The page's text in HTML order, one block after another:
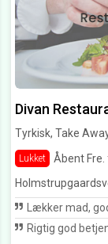
Divan
Tyrkisk, Take
Lukket Åbent Fre.
Lækker mad,
Rigtig god